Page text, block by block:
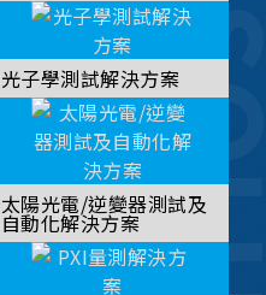
光子學測試解決方案
太陽光電/逆變器測試及
自動化解決方案